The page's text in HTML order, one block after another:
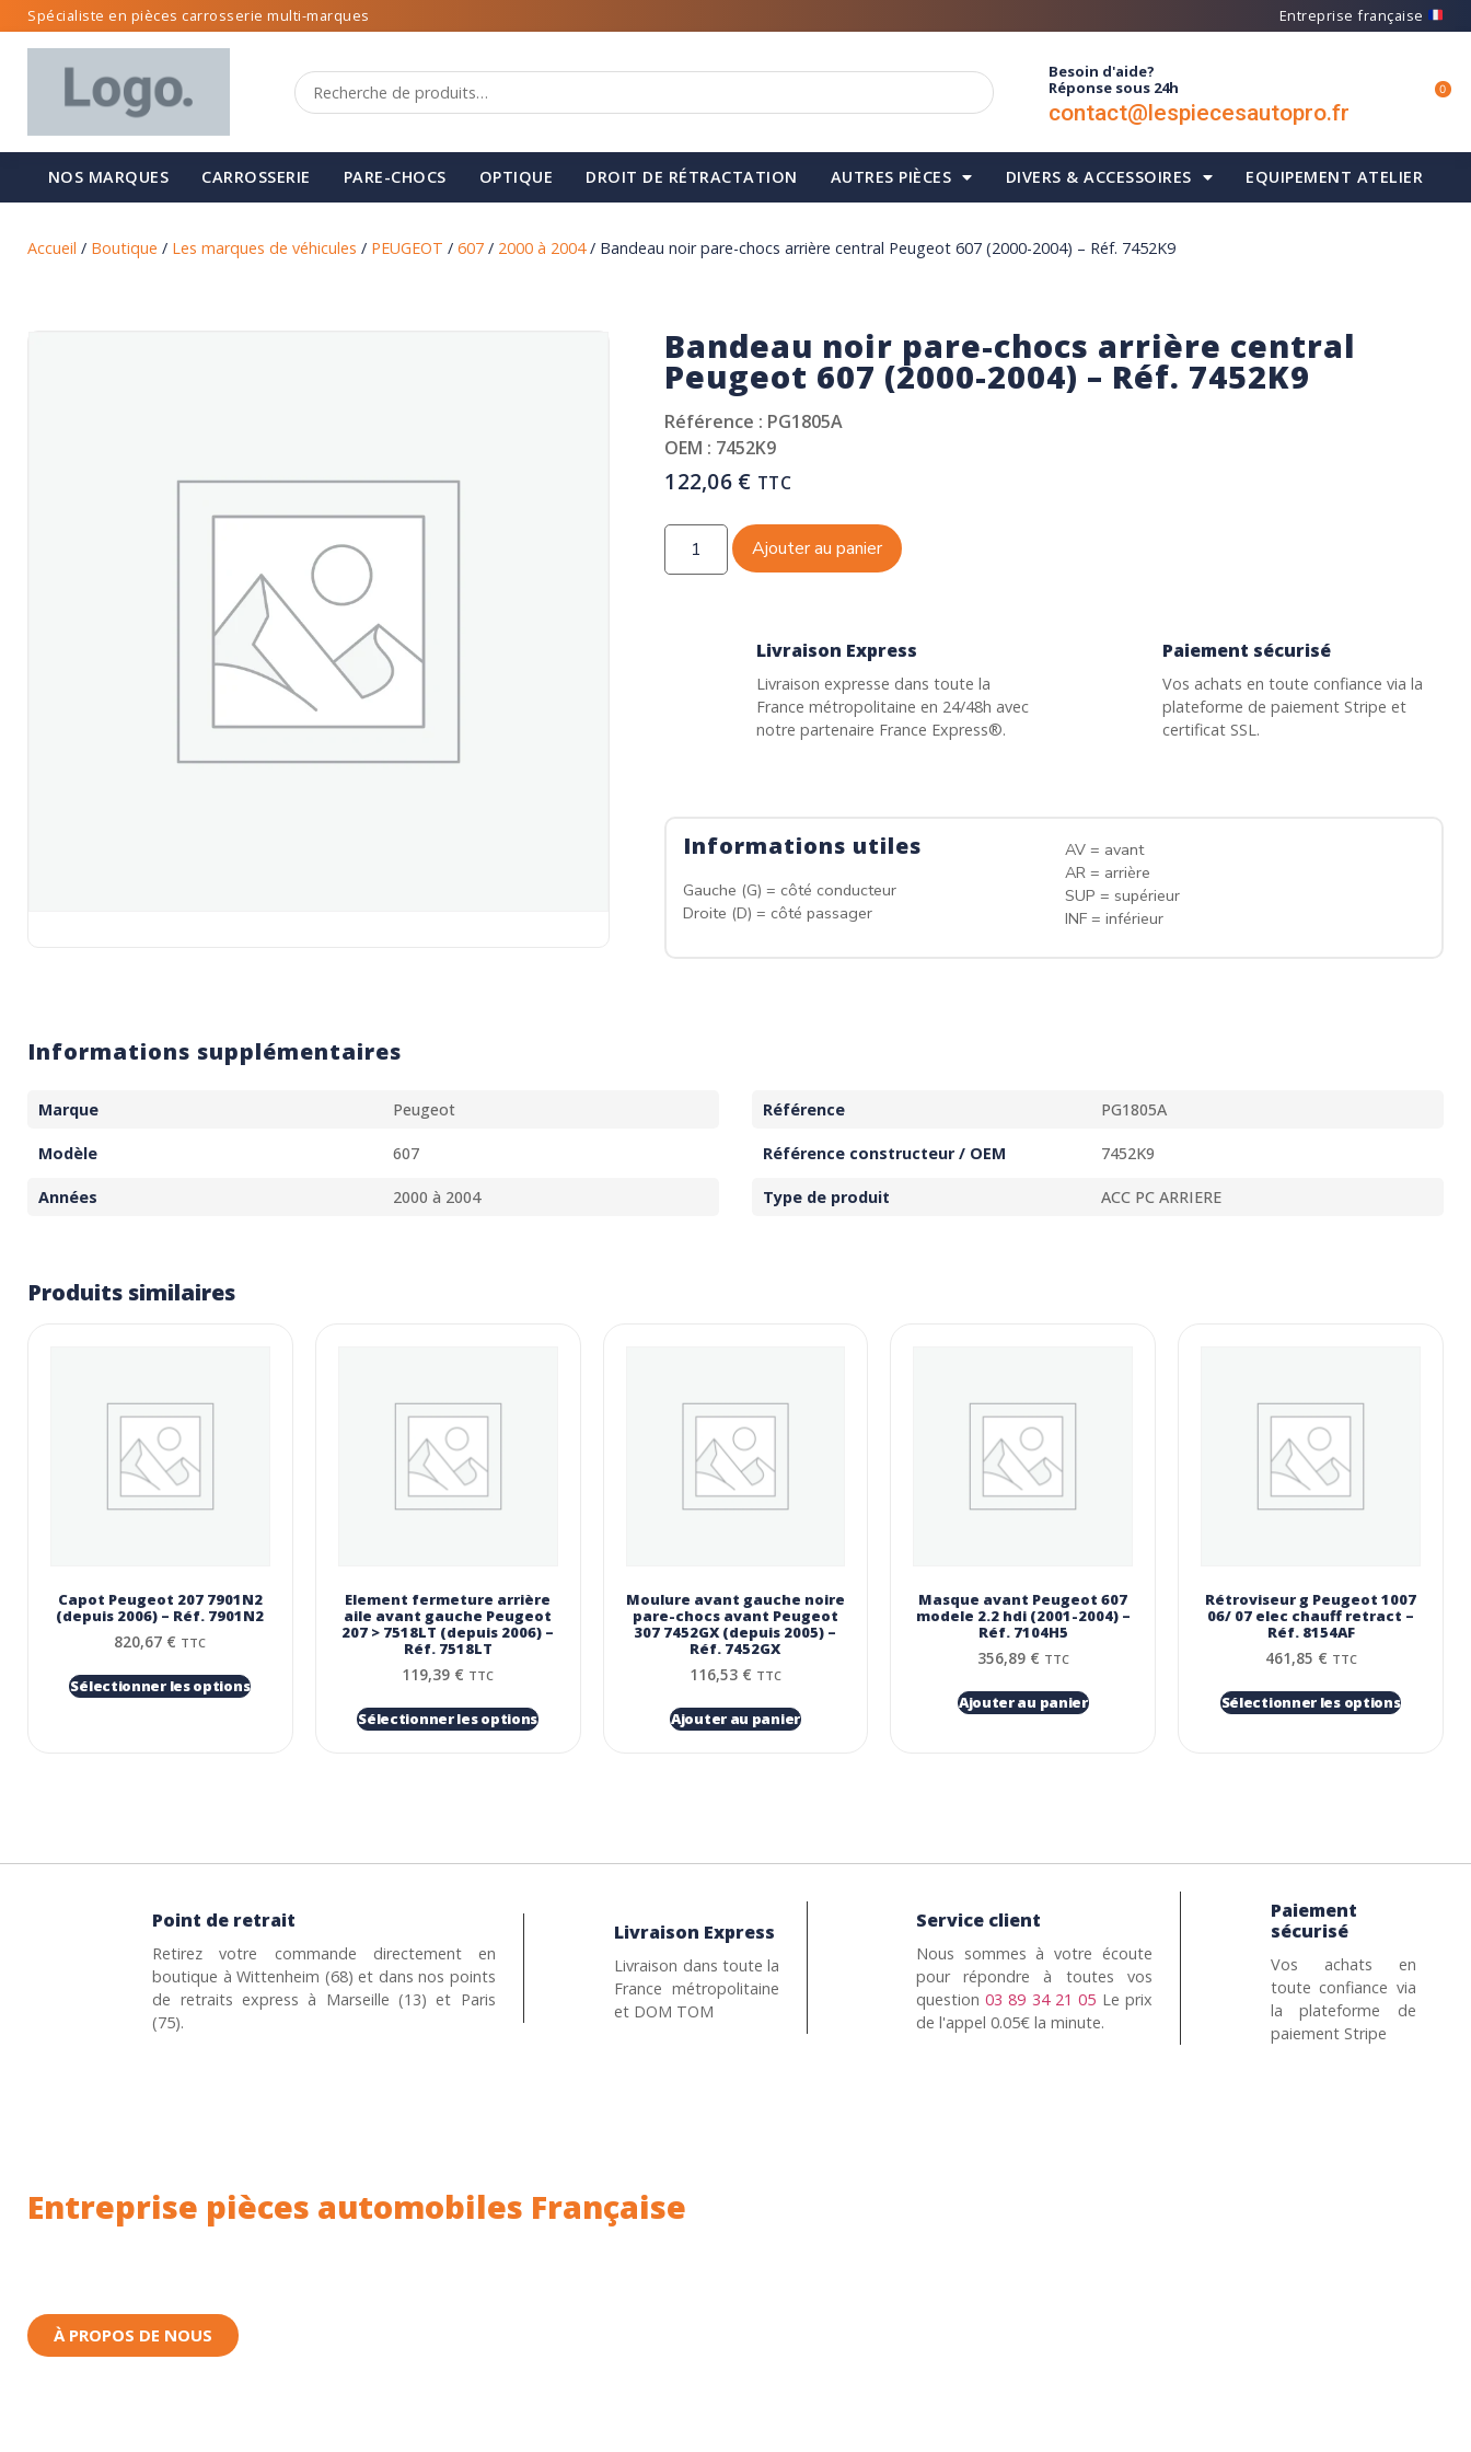
Spécialiste en pièces carrosserie multi-marques Entreprise française
Besoin d'aide?
Réponse sous 24h
contact@lespiecesautopro.fr
0
NOS MARQUES CARROSSERIE PARE-CHOCS OPTIQUE DROIT DE RÉTRACTATION AUTRES PIÈCES DIVERS & ACCESSOIRES EQUIPEMENT ATELIER
Accueil / Boutique / Les marques de véhicules / PEUGEOT / 607 / 2000 à 2004/ Bandeau noir pare-chocs arrière central Peugeot 607 (2000-2004) – Réf. 7452K9
Bandeau noir pare-chocs arrière central
Peugeot 607 (2000-2004) – Réf. 7452K9
Référence : PG1805A
OEM : 7452K9
122,06 € TTC
Ajouter au panier
Livraison Express
Livraison expresse dans toute la
France métropolitaine en 24/48h avec
notre partenaire France Express®.
Paiement sécurisé
Vos achats en toute confiance via la
plateforme de paiement Stripe et
certificat SSL.
Informations utiles
Gauche (G) = côté conducteur
Droite (D) = côté passager
AV = avant
AR = arrière
SUP = supérieur
INF = inférieur
Informations supplémentaires
Marque Peugeot Référence PG1805A
Modèle 607 Référence constructeur / OEM 7452K9
Années 2000 à 2004 Type de produit ACC PC ARRIERE
Produits similaires
Capot Peugeot 207 7901N2
(depuis 2006) – Réf. 7901N2
820,67 € TTC
Sélectionner les options
Element fermeture arrière
aile avant gauche Peugeot
207 > 7518LT (depuis 2006) –
Réf. 7518LT
119,39 € TTC
Sélectionner les options
Moulure avant gauche noire
pare-chocs avant Peugeot
307 7452GX (depuis 2005) –
Réf. 7452GX
116,53 € TTC
Ajouter au panier
Masque avant Peugeot 607
modele 2.2 hdi (2001-2004) –
Réf. 7104H5
356,89 € TTC
Ajouter au panier
Rétroviseur g Peugeot 1007
06/ 07 elec chauff retract –
Réf. 8154AF
461,85 € TTC
Sélectionner les options
Point de retrait
Retirez votre commande directement en
boutique à Wittenheim (68) et dans nos points
de retraits express à Marseille (13) et Paris
(75).
Livraison Express
Livraison dans toute la
France métropolitaine
et DOM TOM
Service client
Nous sommes à votre écoute
pour répondre à toutes vos
question03 89 34 21 05 Le prix
de l'appel 0.05€ la minute.
Paiement
sécurisé
Vos achats en
toute confiance via
la plateforme de
paiement Stripe
Entreprise pièces automobiles Française
À PROPOS DE NOUS